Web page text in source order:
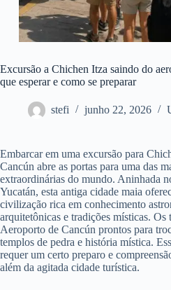
Excursão a Chichen Itza saindo do
que esperar e como se preparar
stefi junho 22, 2026
Embarcar em uma excursão para
Cancún abre as portas para uma das
extraordinárias do mundo. Aninhada
Yucatán, esta antiga cidade maia
civilização rica em conhecimento
arquitetônicas e tradições místicas. Os
Aeroporto de Cancún prontos para
templos de pedra e história mística.
requer um certo preparo e
além da agitada cidade turística.